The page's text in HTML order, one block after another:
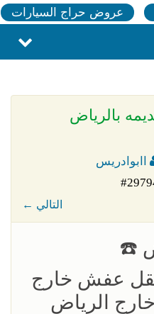
عروض حراج السيارات
بالرياض
اابوادريس
← التالي
☎️
دينا نقل عفش خارج
الرياض